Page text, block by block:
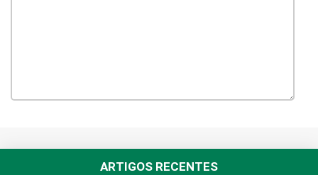
ARTIGOS RECENTES